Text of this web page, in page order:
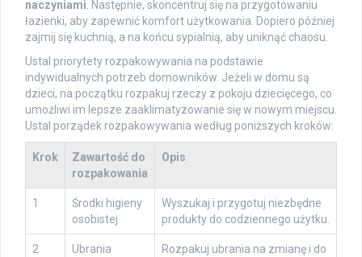
naczyniami. Następnie, skoncentruj się na przygotowaniu
łazienki, aby zapewnić komfort użytkowania. Dopiero później
zajmij się kuchnią, a na końcu sypialnią, aby uniknąć chaosu.
Ustal priorytety rozpakowywania na podstawie
indywidualnych potrzeb domowników. Jeżeli w domu są
dzieci, na początku rozpakuj rzeczy z pokoju dziecięcego, co
umożliwi im lepsze zaaklimatyzowanie się w nowym miejscu.
Ustal porządek rozpakowywania według poniższych kroków:
Krok
Zawartość do
rozpakowania
Opis
1
Środki higieny
osobistej
Wyszukaj i przygotuj niezbędne
produkty do codziennego użytku.
2 Ubrania
Rozpakuj ubrania na zmianę i do